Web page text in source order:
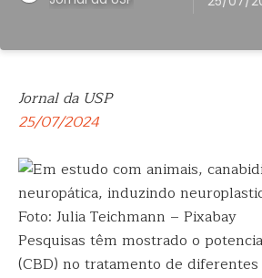
Jornal da USP
25/07/2024
Foto: Julia Teichmann – Pixabay
Pesquisas têm mostrado o
(CBD) no tratamento de